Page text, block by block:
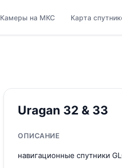
Камеры на МКС Карта
Uragan 32 & 33
ОПИСАНИЕ
навигационные спутники